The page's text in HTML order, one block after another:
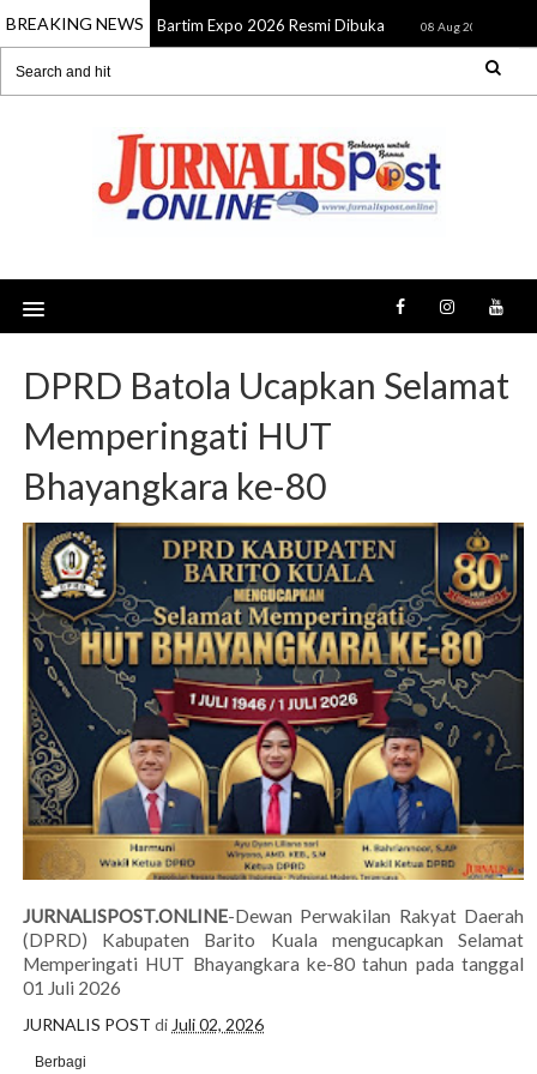
BREAKING NEWS
08 Aug 2026 Bartim Expo 2026 Resmi Dibuka 08 Aug 2026
DPRD Batola Ucapkan Selamat
Memperingati HUT
Bhayangkara ke-80
JURNALISPOST.ONLINE-Dewan Perwakilan Rakyat Daerah
(DPRD) Kabupaten Barito Kuala mengucapkan Selamat
Memperingati HUT Bhayangkara ke-80 tahun pada tanggal
01 Juli 2026
JURNALIS POST di Juli 02, 2026
Berbagi